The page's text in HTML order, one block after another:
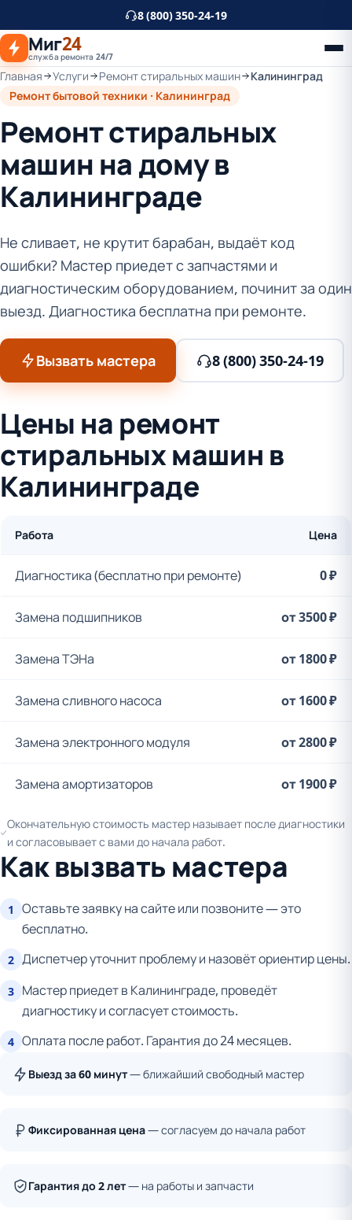
основному
контенту
8 (800) 350-24-19
Миг24
служба ремонта 24/7
Главная Услуги Ремонт стиральных машин
Калининград
Ремонт бытовой техники · Калининград
Ремонт стиральных
машин на дому в
Калининграде
Не сливает, не крутит барабан, выдаёт код
ошибки? Мастер приедет с запчастями и
диагностическим оборудованием, починит за один
выезд. Диагностика бесплатна при ремонте.
Вызвать мастера 8 (800) 350-24-19
Цены на ремонт
стиральных машин в
Калининграде
Работа Цена
Диагностика (бесплатно при ремонте) 0 ₽
Замена подшипников от 3500 ₽
Замена ТЭНа от 1800 ₽
Замена сливного насоса от 1600 ₽
Замена электронного модуля от 2800 ₽
Замена амортизаторов от 1900 ₽
Окончательную стоимость мастер называет после диагностики
и согласовывает с вами до начала работ.
Как вызвать мастера
1
Оставьте заявку на сайте или позвоните — это
бесплатно.
2 Диспетчер уточнит проблему и назовёт ориентир цены.
3 Мастер приедет в Калининграде, проведёт
диагностику и согласует стоимость.
4 Оплата после работ. Гарантия до 24 месяцев.
Выезд за 60 минут— ближайший свободный мастер
Фиксированная цена— согласуем до начала работ
Гарантия до 2 лет— на работы и запчасти